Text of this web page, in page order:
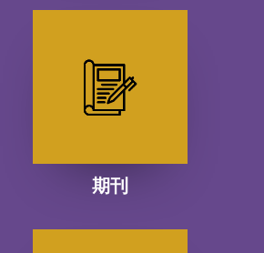
期刊